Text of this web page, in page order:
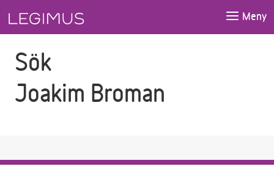
Meny
Sök
Joakim Broman